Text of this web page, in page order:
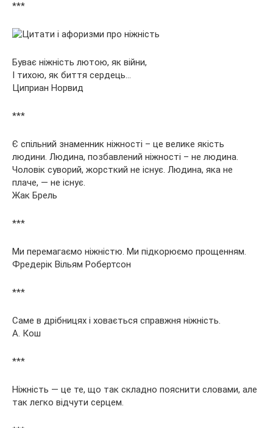
***
Буває ніжність лютою, як війни,
І тихою, як биття сердець…
Циприан Норвид
***
Є спільний знаменник ніжності – це велике якість
людини. Людина, позбавлений ніжності – не людина.
Чоловік суворий, жорсткий не існує. Людина, яка не
плаче, — не існує.
Жак Брель
***
Ми перемагаємо ніжністю. Ми підкорюємо прощенням.
Фредерік Вільям Робертсон
***
Саме в дрібницях і ховається справжня ніжність.
А. Кош
***
Ніжність — це те, що так складно пояснити словами, але
так легко відчути серцем.